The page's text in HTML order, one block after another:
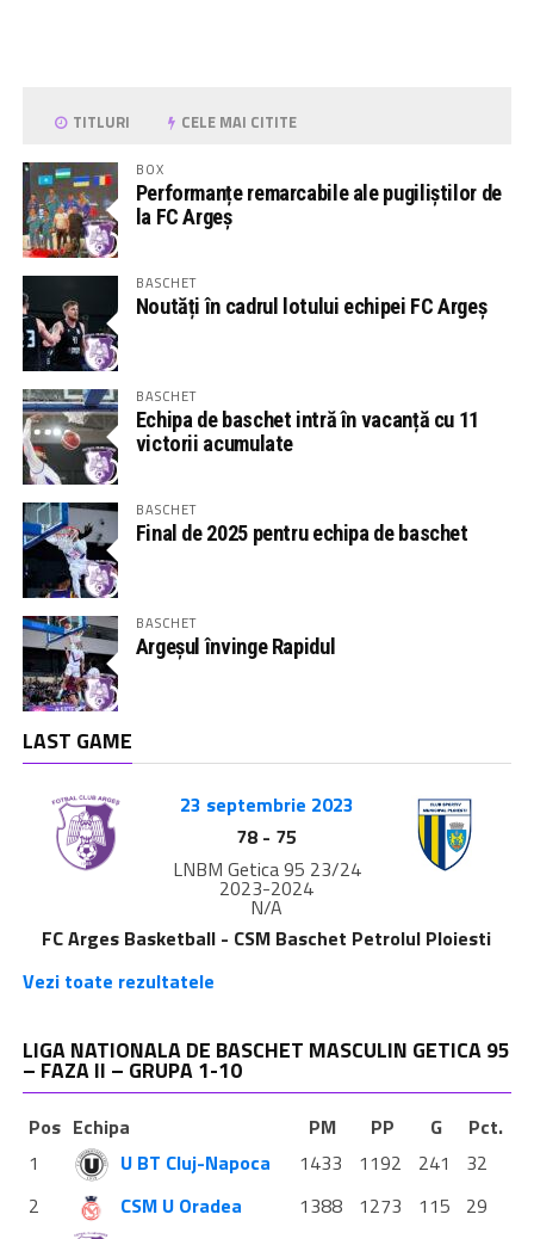
TITLURI CELE MAI CITITE
BOX
Performanțe remarcabile ale pugiliștilor de
la FC Argeș
BASCHET
Noutăți în cadrul lotului echipei FC Argeș
BASCHET
Echipa de baschet intră în vacanță cu 11
victorii acumulate
BASCHET
Final de 2025 pentru echipa de baschet
BASCHET
Argeșul învinge Rapidul
LAST GAME
23 septembrie 2023
78 - 75
LNBM Getica 95 23/24
2023-2024
N/A
FC Arges Basketball - CSM Baschet Petrolul Ploiesti
Vezi toate rezultatele
LIGA NATIONALA DE BASCHET MASCULIN GETICA 95
– FAZA II – GRUPA 1-10
Pos Echipa PM PP G
Pct.
1
U BT Cluj-Napoca 1433 1192 241
32
2
CSM U Oradea 1388 1273 115
29